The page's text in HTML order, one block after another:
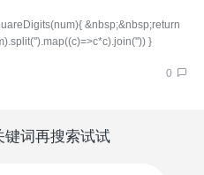
&nbsp;&nbsp;return
}
0
键词再搜索试试